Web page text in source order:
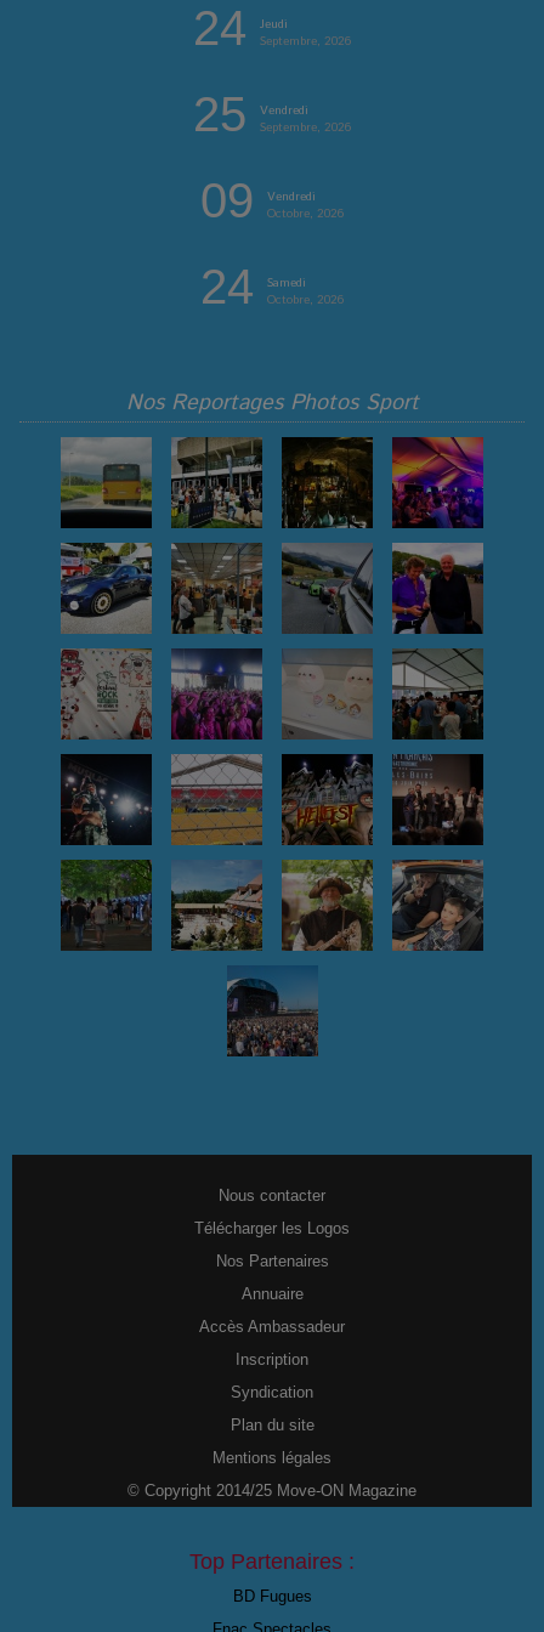
24
Jeudi
Septembre, 2026
25
Vendredi
Septembre, 2026
09
Vendredi
Octobre, 2026
24
Samedi
Octobre, 2026
Nos Reportages Photos Sport
Nous contacter
Télécharger les Logos
Nos Partenaires
Annuaire
Accès Ambassadeur
Inscription
Syndication
Plan du site
Mentions légales
© Copyright 2014/25 Move-ON Magazine
Top Partenaires :
BD Fugues